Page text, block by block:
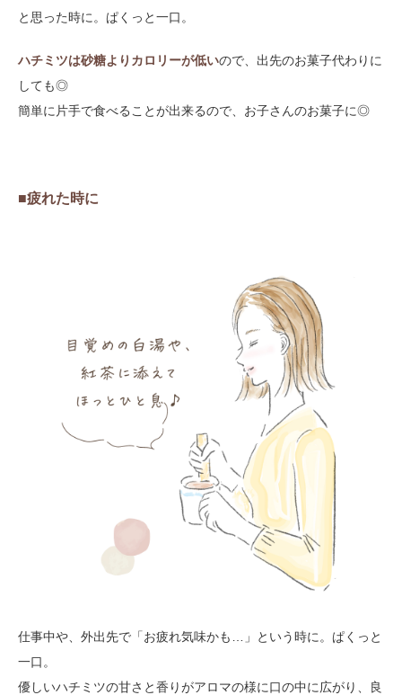
と思った時に。ぱくっと一口。
ハチミツは砂糖よりカロリーが低いので、出先のお菓子代わりに
しても◎
簡単に片手で食べることが出来るので、お子さんのお菓子に◎
■疲れた時に
仕事中や、外出先で「お疲れ気味かも…」という時に。ぱくっと
一口。
優しいハチミツの甘さと香りがアロマの様に口の中に広がり、良